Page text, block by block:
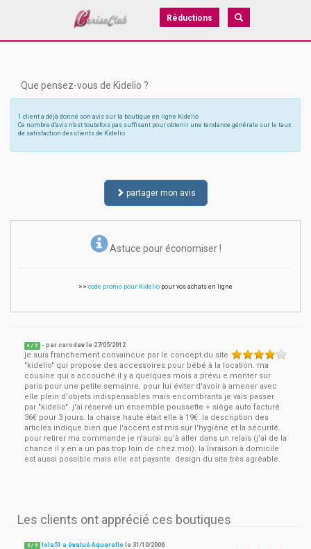
Réductions
Que pensez-vous de Kidelio ?
1 client a déjà donné son avis sur la boutique en ligne Kidelio
Ce nombre d'avis n'est toutefois pas suffisant pour obtenir une tendance générale sur le taux
de satisfaction des clients de Kidelio
partager mon avis
Astuce pour économiser !
>> code promo pour Kidelio pour vos achats en ligne
4 / 5 - parcarodav le 27/05/2012
je suis franchement convaincue par le concept du site
"kidelio" qui propose des accessoires pour bébé à la location. ma
cousine qui a accouché il y a quelques mois a prévu e monter sur
paris pour une petite semainre. pour lui éviter d'avoir à amener avec
elle plein d'objets indispensables mais encombrants je vais passer
par "kidelio". j'ai réservé un ensemble poussette + siège auto facturé
36€ pour 3 jours. la chaise haute était elle à 19€. la description des
articles indique bien que l'accent est mis sur l'hygiène et la sécurité.
pour retirer ma commande je n'aurai qu'à aller dans un relais (j'ai de la
chance il y en a un pas trop loin de chez moi). la livraison à domicile
est aussi possible mais elle est payante. design du site très agréable.
Les clients ont apprécié ces boutiques
5 / 5 lola51 a évalué Aquarelle le31/10/2006